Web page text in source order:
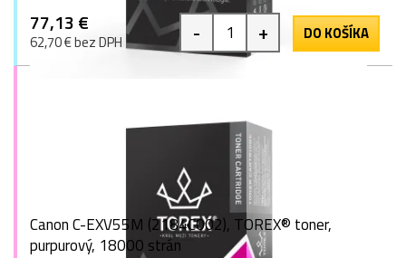
77,13 €
62,70 € bez DPH - + DO KOŠÍKA
Canon C-EXV55M (2184C002), TOREX® toner,
purpurový, 18000 strán